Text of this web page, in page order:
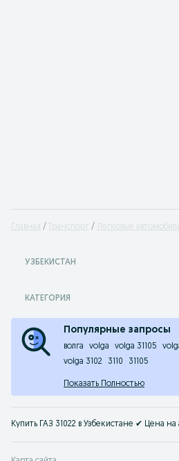
Главная Транспорт Легковые
УЗБЕКИСТАН
КАТЕГОРИЯ
Популярные запросы
волга volga volga 31105
volga 3102
3110 31105
Показать Полностью